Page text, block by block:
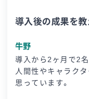
導入後の成果を
牛野
導入から2ヶ月で2
人間性やキャラク
思っています。